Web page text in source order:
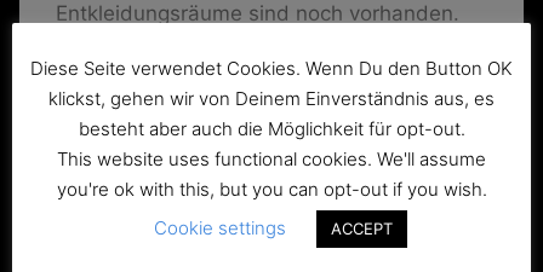
Entkleidungsräume sind noch vorhanden.
in Sachen Heilungstherapien. 1909 führte
Chefarzt Pigger als einer der ersten in
Deutschland die Lungenkollapstherapie ein.
Die Verbesserung von hygienischen
Verhältnissen führte zu einem allgemeinen
Rückgang von TBC-Lungenerkrankungen.
Diese Seite verwendet Cookies. Wenn Du den Button OK
klickst, gehen wir von Deinem Einverständnis aus, es
besteht aber auch die Möglichkeit für opt-out.
This website uses functional cookies. We'll assume
you're ok with this, but you can opt-out if you wish.
Cookie settings
ACCEPT